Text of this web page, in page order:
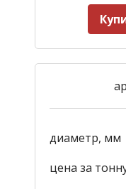
диаметр, мм
цена за